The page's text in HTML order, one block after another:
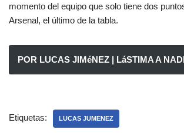
momento del equipo que solo tiene dos
Arsenal, el último de la tabla.
POR LUCAS JIMéNEZ | LáSTIMA A
Etiquetas: LUCAS JUMENEZ